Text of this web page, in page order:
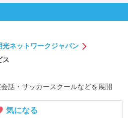
光ネットワークジャパン
ス
話・サッカースクールなどを展開
気になる